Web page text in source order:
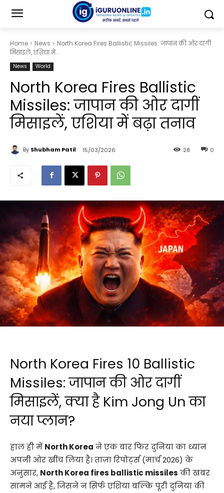
Home News
North Korea Fires Ballistic Missiles: जापान की ओर दागीं
मिसाइलें, एशिया में...
News World
North Korea Fires Ballistic
Missiles: जापान की ओर दागीं
मिसाइलें, एशिया में बढ़ा तनाव
By Shubham Patil 15/03/2026 0
28
North Korea Fires 10 Ballistic
Missiles: जापान की ओर दागीं
मिसाइलें, क्या है Kim Jong Un का
नया प्लान?
हाल ही में North Korea ने एक बार फिर दुनिया का ध्यान
अपनी ओर खींच लिया है। ताज़ा रिपोर्ट्स (मार्च 2026) के
अनुसार, North Korea fires ballistic missiles की खबर
सामने आई है, जिसने न सिर्फ एशिया बल्कि पूरी दुनिया की